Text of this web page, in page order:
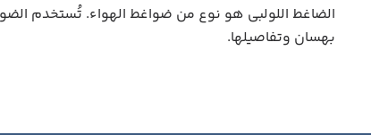
بهسان وتفاصيلها.